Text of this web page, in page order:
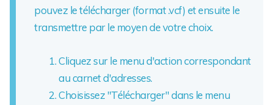
pouvez le télécharger (format .vcf) et ensuite le
transmettre par le moyen de votre choix.
Cliquez sur le menu d'action correspondant
au carnet d'adresses.
Choisissez "Télécharger" dans le menu